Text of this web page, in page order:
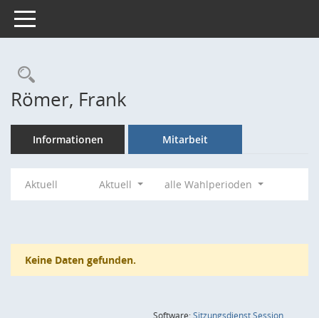
Toggle navigation
Rechercheauswahl
Römer, Frank
Informationen Mitarbeit
Aktuell Aktuell alle Wahlperioden
Keine Daten gefunden.
Software:SitzungsdienstSession(Wird in